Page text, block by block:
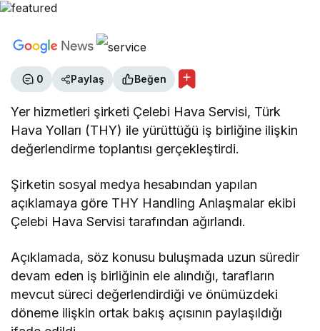
0 Paylaş Beğen
Yer hizmetleri şirketi Çelebi Hava Servisi, Türk
Hava Yolları (THY) ile yürüttüğü iş birliğine ilişkin
değerlendirme toplantısı gerçekleştirdi.
Şirketin sosyal medya hesabından yapılan
açıklamaya göre THY Handling Anlaşmalar ekibi
Çelebi Hava Servisi tarafından ağırlandı.
Açıklamada, söz konusu buluşmada uzun süredir
devam eden iş birliğinin ele alındığı, tarafların
mevcut süreci değerlendirdiği ve önümüzdeki
döneme ilişkin ortak bakış açısının paylaşıldığı